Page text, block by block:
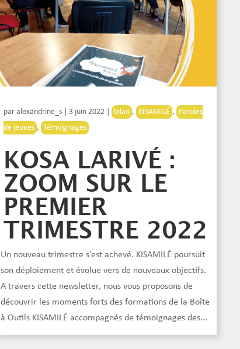
paralexandrine_s |3 juin 2022 | bilan , KISAMILÉ , Paroles
de jeunes , Témoignages
KOSA LARIVÉ :
ZOOM SUR LE
PREMIER
TRIMESTRE 2022
Un nouveau trimestre s’est achevé. KISAMILÉ poursuit
son déploiement et évolue vers de nouveaux objectifs.
A travers cette newsletter, nous vous proposons de
découvrir les moments forts des formations de la Boîte
à Outils KISAMILÉ accompagnés de témoignages des...